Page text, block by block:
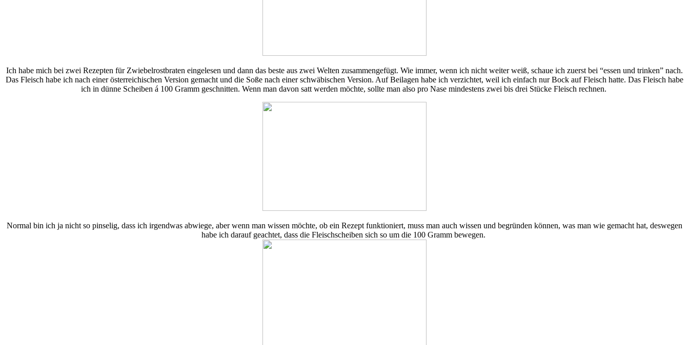
Ich habe mich bei zwei Rezepten für Zwiebelrostbraten eingelesen und dann das beste aus zwei Welten zusammengefügt. Wie immer, wenn ich nicht weiter weiß, schaue ich zuerst bei “essen und trinken” nach.
Das Fleisch habe ich nach einer österreichischen Version gemacht und die Soße nach einer schwäbischen Version. Auf Beilagen habe ich verzichtet, weil ich einfach nur Bock auf Fleisch hatte. Das Fleisch habe
ich in dünne Scheiben á 100 Gramm geschnitten. Wenn man davon satt werden möchte, sollte man also pro Nase mindestens zwei bis drei Stücke Fleisch rechnen.
Normal bin ich ja nicht so pinselig, dass ich irgendwas abwiege, aber wenn man wissen möchte, ob ein Rezept funktioniert, muss man auch wissen und begründen können, was man wie gemacht hat, deswegen
habe ich darauf geachtet, dass die Fleischscheiben sich so um die 100 Gramm bewegen.